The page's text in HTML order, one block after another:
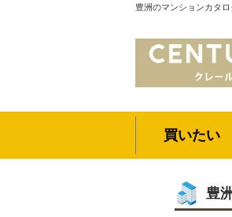
豊洲のマンションカタ
買いたい
豊